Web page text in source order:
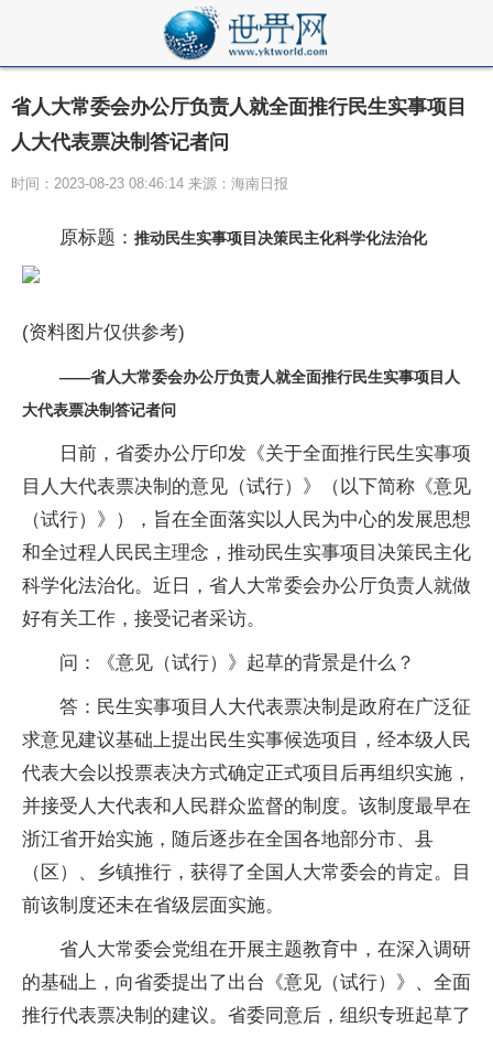
省人大常委会办公厅负责人就全面推行民生实事项目
人大代表票决制答记者问
时间：2023-08-23 08:46:14 来源：海南日报
原标题： 推动民生实事项目决策民主化科学化法治化
(资料图片仅供参考)
——省人大常委会办公厅负责人就全面推行民生实事项目人
大代表票决制答记者问
日前，省委办公厅印发《关于全面推行民生实事项
目人大代表票决制的意见（试行）》（以下简称《意见
（试行）》），旨在全面落实以人民为中心的发展思想
和全过程人民民主理念，推动民生实事项目决策民主化
科学化法治化。近日，省人大常委会办公厅负责人就做
好有关工作，接受记者采访。
问：《意见（试行）》起草的背景是什么？
答：民生实事项目人大代表票决制是政府在广泛征
求意见建议基础上提出民生实事候选项目，经本级人民
代表大会以投票表决方式确定正式项目后再组织实施，
并接受人大代表和人民群众监督的制度。该制度最早在
浙江省开始实施，随后逐步在全国各地部分市、县
（区）、乡镇推行，获得了全国人大常委会的肯定。目
前该制度还未在省级层面实施。
省人大常委会党组在开展主题教育中，在深入调研
的基础上，向省委提出了出台《意见（试行）》、全面
推行代表票决制的建议。省委同意后，组织专班起草了